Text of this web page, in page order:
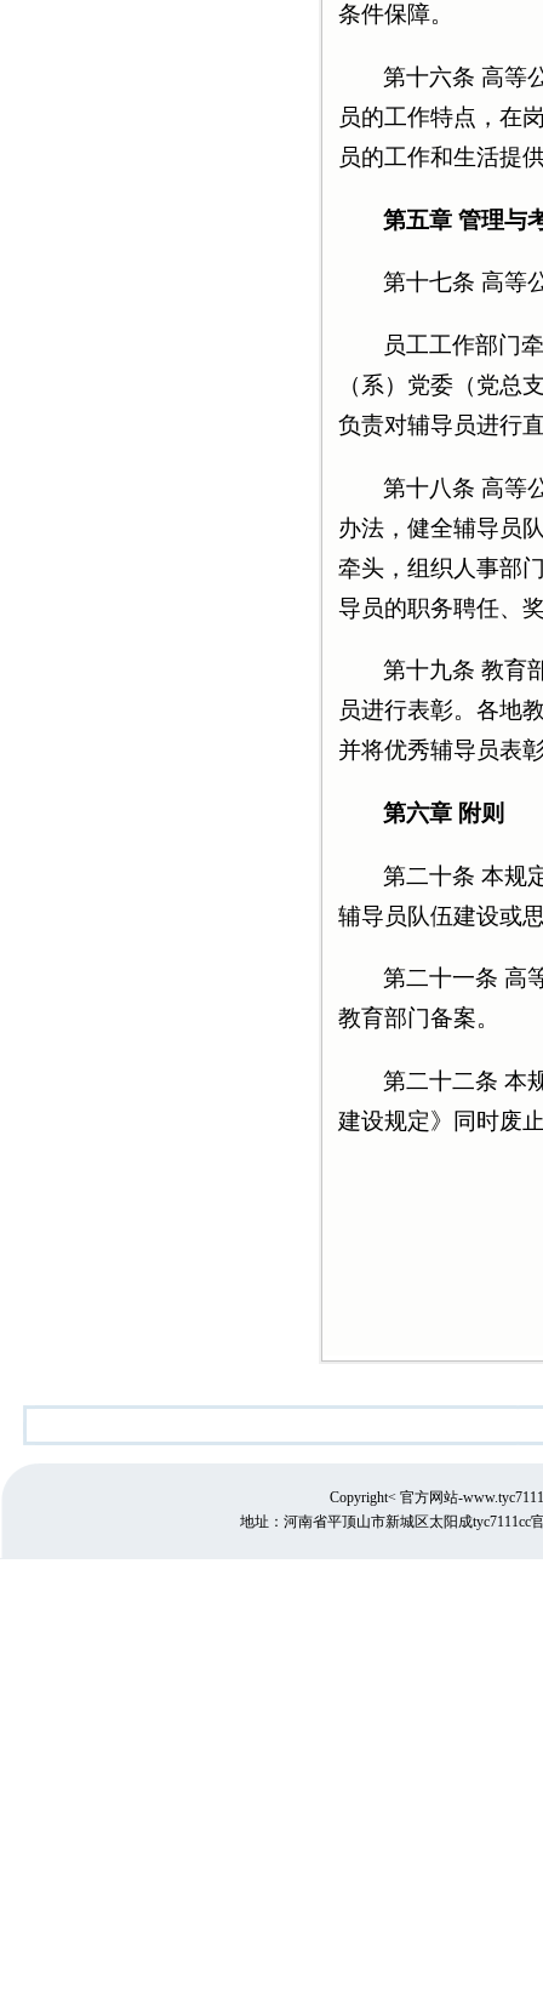
条件保障。
第十六条 高等
员的工作特点，在
员的工作和生活提
第五章 管理与
第十七条 高等
员工工作部门
（系）党委（党总
负责对辅导员进行
第十八条 高等
办法，健全辅导员
牵头，组织人事部
导员的职务聘任、
第十九条 教育
员进行表彰。各地
并将优秀辅导员表
第六章 附则
第二十条 本规
辅导员队伍建设或
第二十一条 高
教育部门备案。
第二十二条 本
建设规定》同时废
Copyright< 官方网站-
地址：河南省平顶山市新城区太阳成tyc7111cc